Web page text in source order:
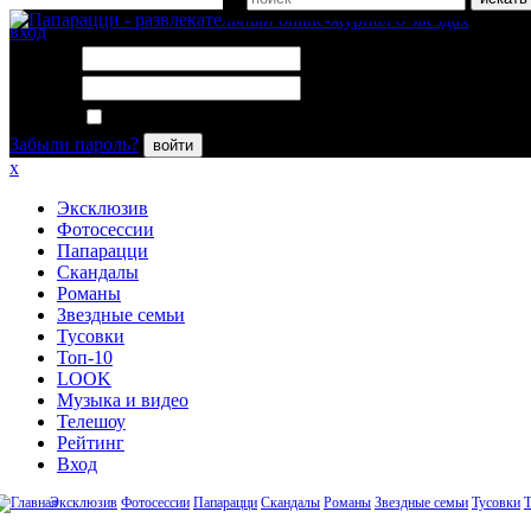
вход
Забыли пароль?
войти
x
Эксклюзив
Фотосессии
Папарацци
Скандалы
Романы
Звездные семьи
Тусовки
Топ-10
LOOK
Музыка и видео
Телешоу
Рейтинг
Вход
Эксклюзив Фотосессии Папарацци Скандалы Романы Звездные семьи Тусовки